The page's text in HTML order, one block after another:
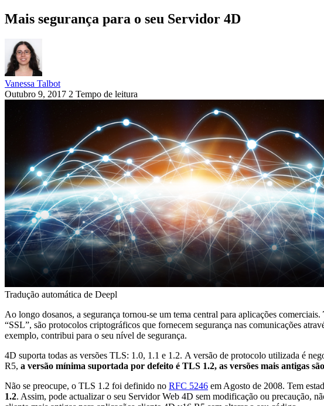
Mais segurança para o seu Servidor 4D
Vanessa Talbot
Outubro 9, 2017 2 Tempo de leitura
Tradução automática de Deepl
Ao longo dosanos, a segurança tornou-se um tema central para aplicações comerciais.
“SSL”, são protocolos criptográficos que fornecem segurança nas comunicações
exemplo, contribui para o seu nível de segurança.
4D suporta todas as versões TLS: 1.0, 1.1 e 1.2. A versão de protocolo utilizada é
R5, a versão mínima suportada por defeito é TLS 1.2, as versões mais antigas
Não se preocupe, o TLS 1.2 foi definido no RFC 5246 em Agosto de 2008. Tem
1.2. Assim, pode actualizar o seu Servidor Web 4D sem modificação ou precaução,